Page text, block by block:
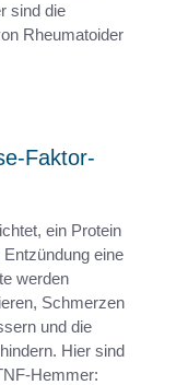
sind die
Rheumatoider
Faktor-
ein Protein
eine
werden
Schmerzen
und die
Hier sind
Hemmer: